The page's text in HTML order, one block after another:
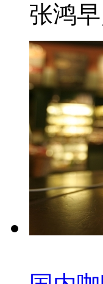
张鸿